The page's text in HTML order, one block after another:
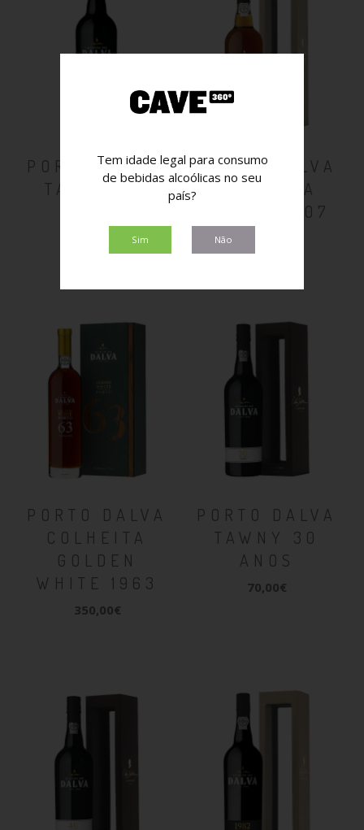
PORTO DALVA
TAWNY 20
PORTO DALVA
COLHEITA
WHITE 2007
PORTO DALVA
COLHEITA
GOLDEN
WHITE 1963
350,00€
PORTO DALVA
TAWNY 30
ANOS
70,00€
Tem idade legal para consumo
de bebidas alcoólicas no seu
país?
Sim Não